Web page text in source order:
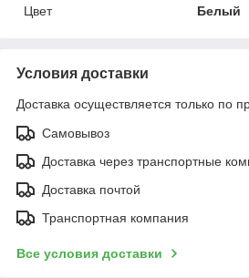
Цвет
Белый
Условия доставки
Доставка осуществляется только по
Самовывоз
Доставка через транспортные
Доставка почтой
Транспортная компания
Все условия доставки